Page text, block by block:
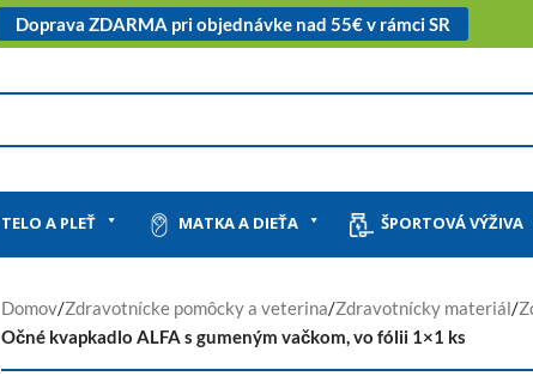
Doprava ZDARMA pri objednávke nad 55€ v rámci SR
TELO A PLEŤ MATKA A DIEŤA ŠPORTOVÁ VÝŽIVA
Domov/Zdravotnícke pomôcky a veterina/Zdravotnícky materiál/
Očné kvapkadlo ALFA s gumeným vačkom, vo fólii 1×1 ks